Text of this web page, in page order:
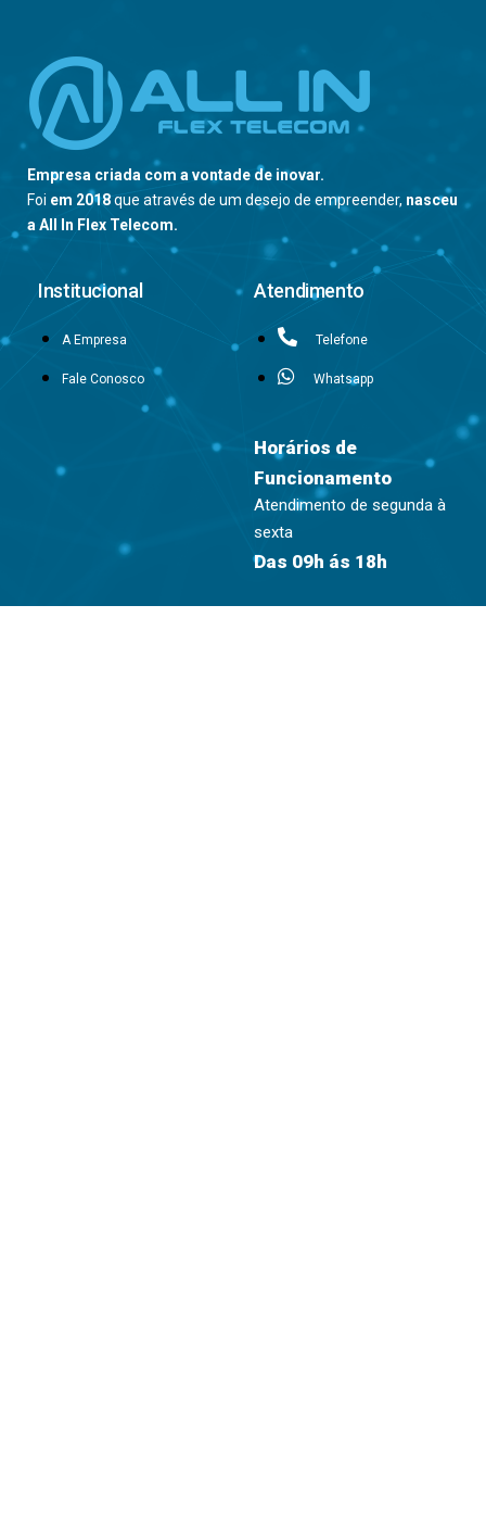
Empresa criada com a vontade de inovar.
Foi em 2018que através de um desejo de empreender, nasceu
a All In Flex Telecom.
Institucional
A Empresa
Fale Conosco
Atendimento
Telefone
Whatsapp
Horários de
Funcionamento
Atendimento de segunda à
sexta
Das 09h ás 18h